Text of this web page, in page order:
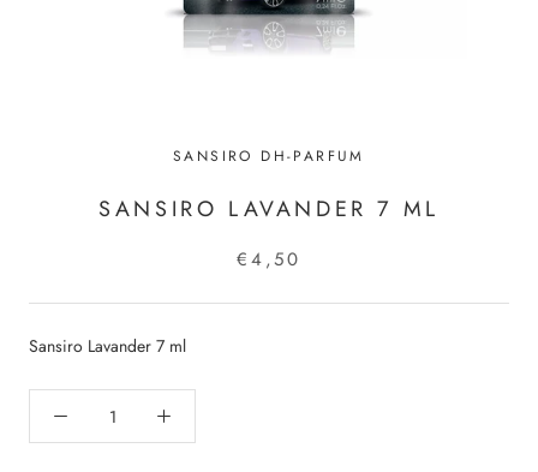
SANSIRO DH-PARFUM
SANSIRO LAVANDER 7 ML
€4,50
Sansiro Lavander 7 ml